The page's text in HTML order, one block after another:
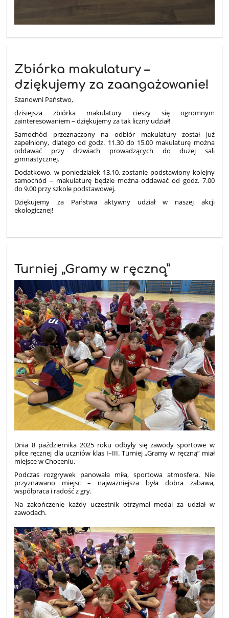
Zbiórka makulatury –
dziękujemy za zaangażowanie!
Szanowni Państwo,
dzisiejsza zbiórka makulatury cieszy się ogromnym
zainteresowaniem – dziękujemy za tak liczny udział!
Samochód przeznaczony na odbiór makulatury został już
zapełniony, dlatego od godz. 11.30 do 15.00 makulaturę można
oddawać przy drzwiach prowadzących do dużej sali
gimnastycznej.
Dodatkowo, w poniedziałek 13.10. zostanie podstawiony kolejny
samochód – makulaturę będzie można oddawać od godz. 7.00
do 9.00 przy szkole podstawowej.
Dziękujemy za Państwa aktywny udział w naszej akcji
ekologicznej!
Turniej „Gramy w ręczną”
Dnia 8 października 2025 roku odbyły się zawody sportowe w
piłce ręcznej dla uczniów klas I–III. Turniej „Gramy w ręczną” miał
miejsce w Choceniu.
Podczas rozgrywek panowała miła, sportowa atmosfera. Nie
przyznawano miejsc – najważniejsza była dobra zabawa,
współpraca i radość z gry.
Na zakończenie każdy uczestnik otrzymał medal za udział w
zawodach.